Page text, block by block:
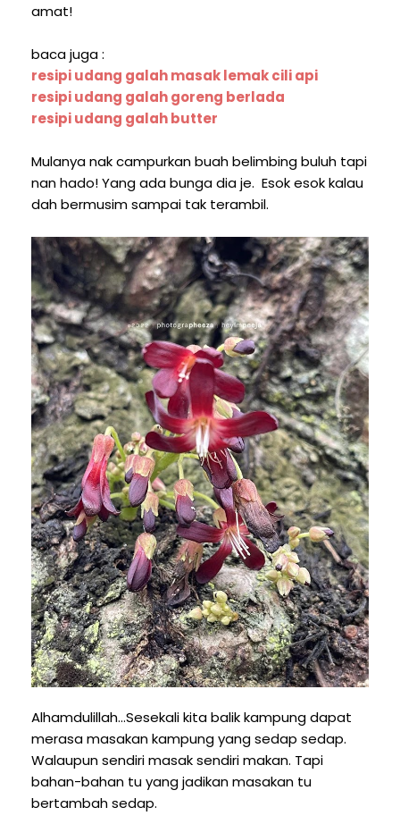
amat!
baca juga :
resipi udang galah masak lemak cili api
resipi udang galah goreng berlada
resipi udang galah butter
Mulanya nak campurkan buah belimbing buluh tapi
nan hado! Yang ada bunga dia je. Esok esok kalau
dah bermusim sampai tak terambil.
Alhamdulillah...Sesekali kita balik kampung dapat
merasa masakan kampung yang sedap sedap.
Walaupun sendiri masak sendiri makan. Tapi
bahan-bahan tu yang jadikan masakan tu
bertambah sedap.